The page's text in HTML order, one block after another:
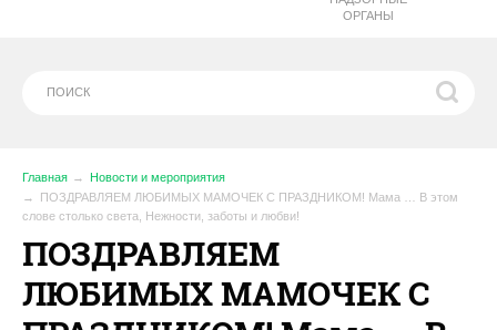
ОРГАНЫ
Главная
Новости и мероприятия
ПОЗДРАВЛЯЕМ ЛЮБИМЫХ МАМОЧЕК С ПРАЗДНИКОМ! Мама … В этом
слове столько света, Нежности, заботы и любви!
ПОЗДРАВЛЯЕМ
ЛЮБИМЫХ МАМОЧЕК С